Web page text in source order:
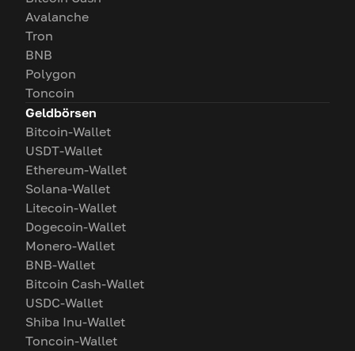
Avalanche
Tron
BNB
Polygon
Toncoin
Geldbörsen
Bitcoin-Wallet
USDT-Wallet
Ethereum-Wallet
Solana-Wallet
Litecoin-Wallet
Dogecoin-Wallet
Monero-Wallet
BNB-Wallet
Bitcoin Cash-Wallet
USDC-Wallet
Shiba Inu-Wallet
Toncoin-Wallet